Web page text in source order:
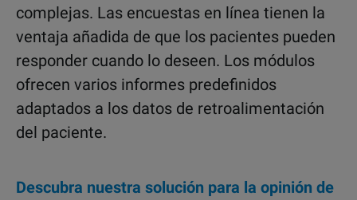
complejas. Las encuestas en línea tienen la
ventaja añadida de que los pacientes pueden
responder cuando lo deseen. Los módulos
ofrecen varios informes predefinidos
adaptados a los datos de retroalimentación
del paciente.
Descubra nuestra solución para la opinión de